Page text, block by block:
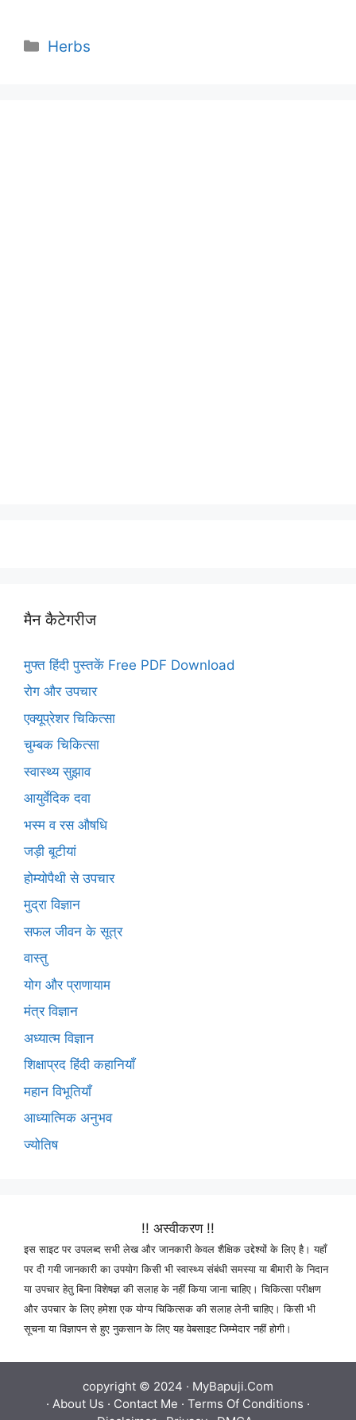
Categories
Herbs
मैन कैटेगरीज
मुफ्त हिंदी पुस्तकें Free PDF Download
रोग और उपचार
एक्यूप्रेशर चिकित्सा
चुम्बक चिकित्सा
स्वास्थ्य सुझाव
आयुर्वेदिक दवा
भस्म व रस औषधि
जड़ी बूटीयां
होम्योपैथी से उपचार
मुद्रा विज्ञान
सफल जीवन के सूत्र
वास्तु
योग और प्राणायाम
मंत्र विज्ञान
अध्यात्म विज्ञान
शिक्षाप्रद हिंदी कहानियाँ
महान विभूतियाँ
आध्यात्मिक अनुभव
ज्योतिष
!! अस्वीकरण !!
इस साइट पर उपलब्द सभी लेख और जानकारी केवल शैक्षिक उद्देश्यों के लिए है। यहाँ
पर दी गयी जानकारी का उपयोग किसी भी स्वास्थ्य संबंधी समस्या या बीमारी के निदान
या उपचार हेतु बिना विशेषज्ञ की सलाह के नहीं किया जाना चाहिए। चिकित्सा परीक्षण
और उपचार के लिए हमेशा एक योग्य चिकित्सक की सलाह लेनी चाहिए। किसी भी
सूचना या विज्ञापन से हुए नुकसान के लिए यह वेबसाइट जिम्मेदार नहीं होगी।
copyright © 2024 · MyBapuji.Com
· About Us · Contact Me · Terms Of Conditions ·